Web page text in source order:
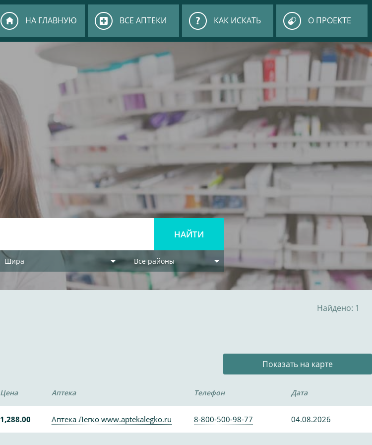
НА ГЛАВНУЮ ВСЕ АПТЕКИ КАК ИСКАТЬ О ПРОЕКТЕ
Шира Все районы
Найдено: 1
Показать на карте
Цена Аптека Телефон Дата
1,288.00 Аптека Легко www.aptekalegko.ru 8-800-500-98-77 04.08.2026